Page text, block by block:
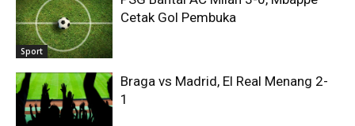
Sport
Cetak Gol Pembuka
Braga vs Madrid, El Real Menang 2-
1